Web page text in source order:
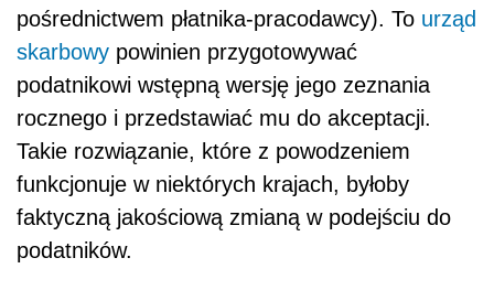
pośrednictwem płatnika-pracodawcy). To urząd
skarbowy powinien przygotowywać
podatnikowi wstępną wersję jego zeznania
rocznego i przedstawiać mu do akceptacji.
Takie rozwiązanie, które z powodzeniem
funkcjonuje w niektórych krajach, byłoby
faktyczną jakościową zmianą w podejściu do
podatników.